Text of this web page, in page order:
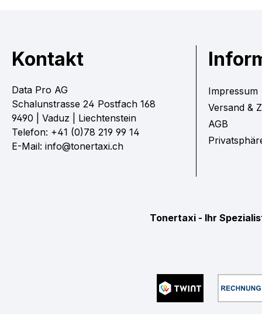
Kontakt
Data Pro AG
Schalunstrasse 24 Postfach 168
9490 | Vaduz | Liechtenstein
Telefon: +41 (0)78 219 99 14
E-Mail: info@tonertaxi.ch
Impressum
Versand &
AGB
Tonertaxi - Ihr